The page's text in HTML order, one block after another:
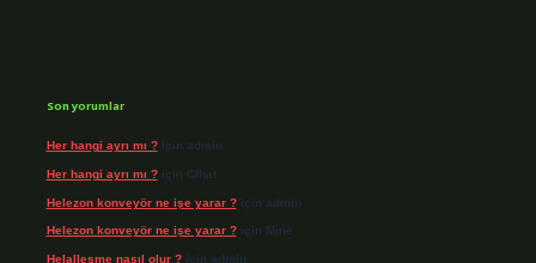
Son yorumlar
Her hangi ayrı mı ?için admin
Her hangi ayrı mı ?için Cihat
Helezon konveyör ne işe yarar ?için admin
Helezon konveyör ne işe yarar ?için Mine
Helalleşme nasıl olur ?için admin